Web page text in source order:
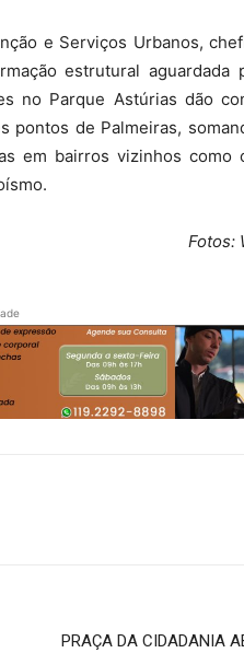
e Serviços Urbanos,
estrutural aguardada
no Parque Astúrias dão
pontos de Palmeiras,
em bairros vizinhos como
Fotos:
PRAÇA DA CIDADANIA